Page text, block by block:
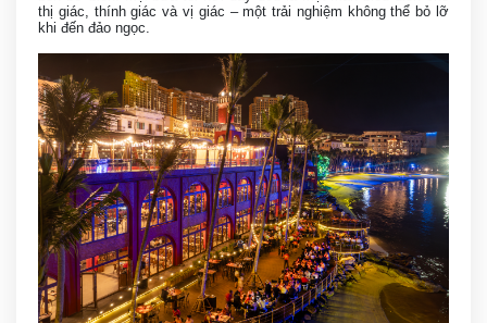
thị giác, thính giác và vị giác – một trải nghiệm không thể bỏ lỡ
khi đến đảo ngọc.